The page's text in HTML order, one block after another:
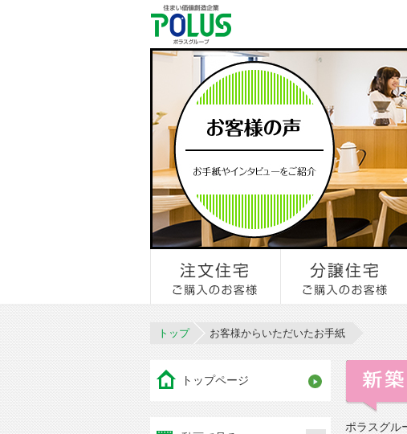
トップ お客様からいただいたお手紙
ポラスグル
トップページ